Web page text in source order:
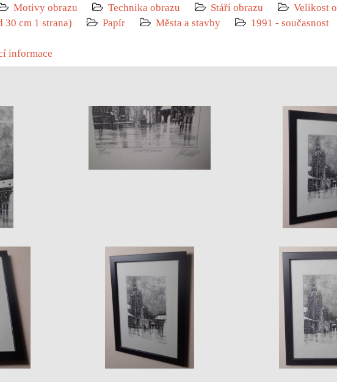
Motivy obrazu Technika obrazu Stáří obrazu
Velikost
30 cm 1 strana) Papír Města a stavby 1991 - současnost
informace